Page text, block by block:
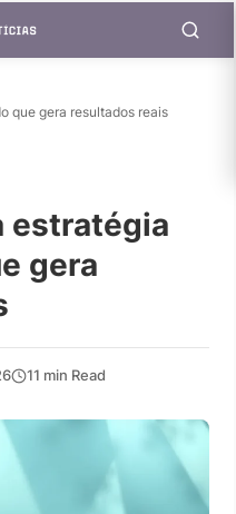
que gera resultados reais
estratégia
gera
11 min Read